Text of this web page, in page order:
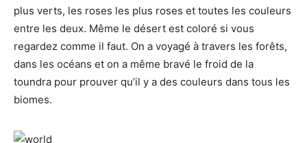
plus verts, les roses les plus roses et toutes les couleurs
entre les deux. Même le désert est coloré si vous
regardez comme il faut. On a voyagé à travers les forêts,
dans les océans et on a même bravé le froid de la
toundra pour prouver qu’il y a des couleurs dans tous les
biomes.